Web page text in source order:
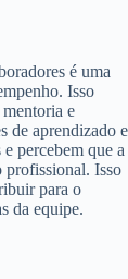
é uma
Isso
e
de aprendizado e
percebem que a
profissional. Isso
para o
da equipe.